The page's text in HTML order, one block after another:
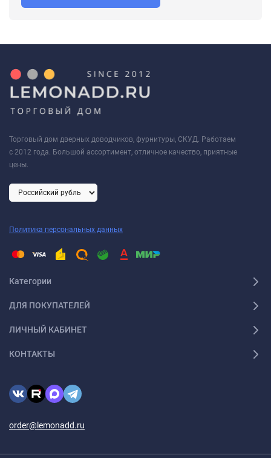
Торговый дом дверных доводчиков, фурнитуры, СКУД. Работаем
с 2012 года. Большой ассортимент, отличное качество, приятные
цены.
Политика персональных данных
Категории
ДЛЯ ПОКУПАТЕЛЕЙ
ЛИЧНЫЙ КАБИНЕТ
КОНТАКТЫ
order@lemonadd.ru